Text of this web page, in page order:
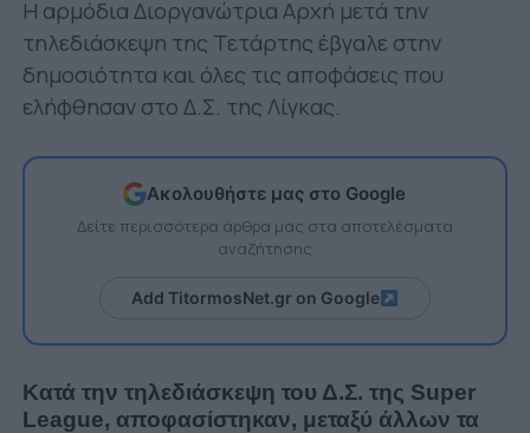
Η αρμόδια Διοργανώτρια Αρχή μετά την
τηλεδιάσκεψη της Τετάρτης έβγαλε στην
δημοσιότητα και όλες τις αποφάσεις που
ελήφθησαν στο Δ.Σ. της Λίγκας.
Ακολουθήστε μας στο Google
Δείτε περισσότερα άρθρα μας στα αποτελέσματα
αναζήτησης
Add TitormosNet.gr on Google
Κατά την τηλεδιάσκεψη του Δ.Σ. της Super
League, αποφασίστηκαν, μεταξύ άλλων τα